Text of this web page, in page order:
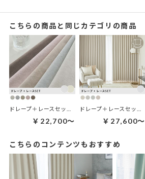
こちらの商品と同じカテゴリの商品
￥22,700～ ￥27,600～
こちらのコンテンツもおすすめ